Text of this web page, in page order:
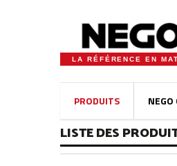
LA RÉFÉRENCE EN
PRODUITS NEGO
LISTE DES